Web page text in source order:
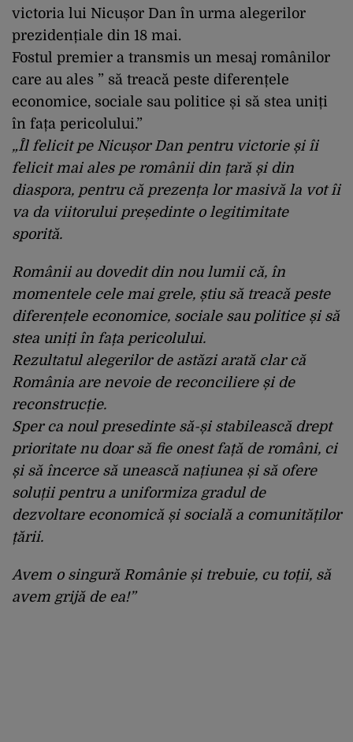
victoria lui Nicușor Dan în urma alegerilor
prezidențiale din 18 mai.
Fostul premier a transmis un mesaj românilor
care au ales ” să treacă peste diferențele
economice, sociale sau politice și să stea uniți
în fața pericolului.”
„Îl felicit pe Nicușor Dan pentru victorie și îi
felicit mai ales pe românii din țară și din
diaspora, pentru că prezența lor masivă la vot îi
va da viitorului președinte o legitimitate
sporită.
Românii au dovedit din nou lumii că, în
momentele cele mai grele, știu să treacă peste
diferențele economice, sociale sau politice și să
stea uniți în fața pericolului.
Rezultatul alegerilor de astăzi arată clar că
România are nevoie de reconciliere și de
reconstrucție.
Sper ca noul presedinte să-și stabilească drept
prioritate nu doar să fie onest față de români, ci
și să încerce să unească națiunea și să ofere
soluții pentru a uniformiza gradul de
dezvoltare economică și socială a comunităților
țării.
Avem o singură Românie și trebuie, cu toții, să
avem grijă de ea!”